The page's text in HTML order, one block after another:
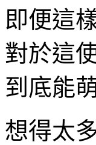
即便這
對於這
到底能
想得太